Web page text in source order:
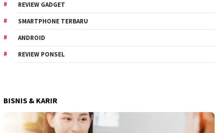
REVIEW GADGET
SMARTPHONE TERBARU
ANDROID
REVIEW PONSEL
BISNIS & KARIR